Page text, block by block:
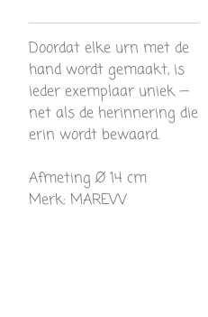
Doordat elke urn met de
hand wordt gemaakt, is
ieder exemplaar uniek —
net als de herinnering die
erin wordt bewaard.
Afmeting Ø 14 cm
Merk: MAREVV